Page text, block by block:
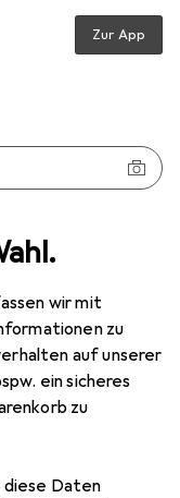
wir mit
zu
auf unserer
ein sicheres
zu
diese Daten
Zur App
Zoo Med Eco Earth